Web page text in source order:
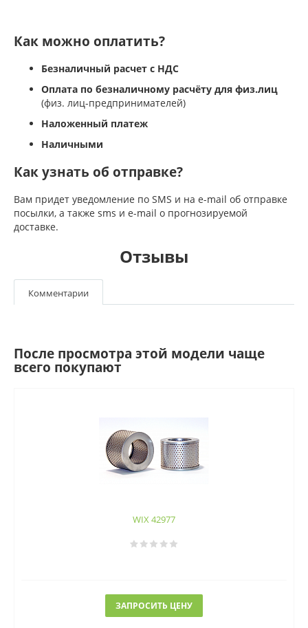
Как можно оплатить?
Безналичный расчет с НДС
Оплата по безналичному расчёту для физ.лиц
(физ. лиц-предпринимателей)
Наложенный платеж
Наличными
Как узнать об отправке?
Вам придет уведомление по SMS и на e-mail об отправке
посылки, а также sms и e-mail о прогнозируемой
доставке.
Отзывы
Комментарии
После просмотра этой модели чаще
всего покупают
WIX 42977
ЗАПРОСИТЬ ЦЕНУ